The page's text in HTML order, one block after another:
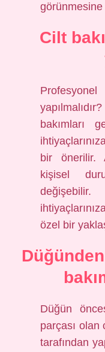
Cilt
bakımları
bir önerilir.
kişisel
özel bir
Düğün
parçası olan
tarafından